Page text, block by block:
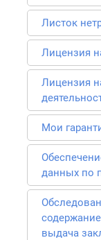
Листок
Лицензия
Лицензия
Мои
данных по
выдача